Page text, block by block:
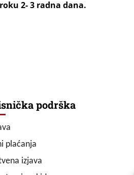
2- 3 radna dana.
podrška
plaćanja
izjava